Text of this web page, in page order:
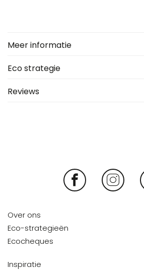
Meer informatie
Eco strategie
Reviews
Over ons
Eco-strategieën
Ecocheques
Inspiratie